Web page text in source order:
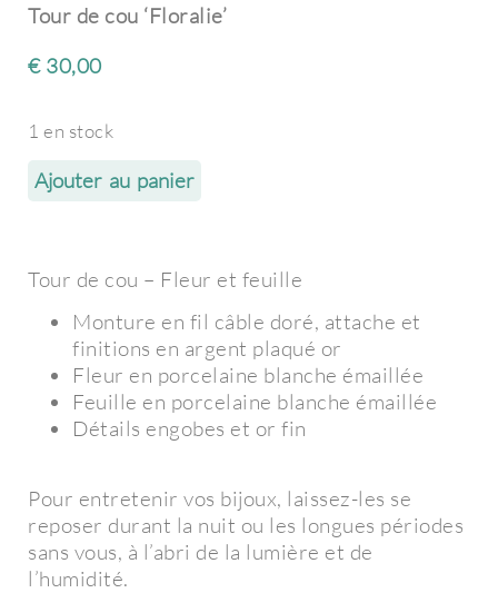
Tour de cou ‘Floralie’
€30,00
1 en stock
Ajouter au panier
Tour de cou – Fleur et feuille
Monture en fil câble doré, attache et
finitions en argent plaqué or
Fleur en porcelaine blanche émaillée
Feuille en porcelaine blanche émaillée
Détails engobes et or fin
Pour entretenir vos bijoux, laissez-les se
reposer durant la nuit ou les longues périodes
sans vous, à l’abri de la lumière et de
l’humidité.